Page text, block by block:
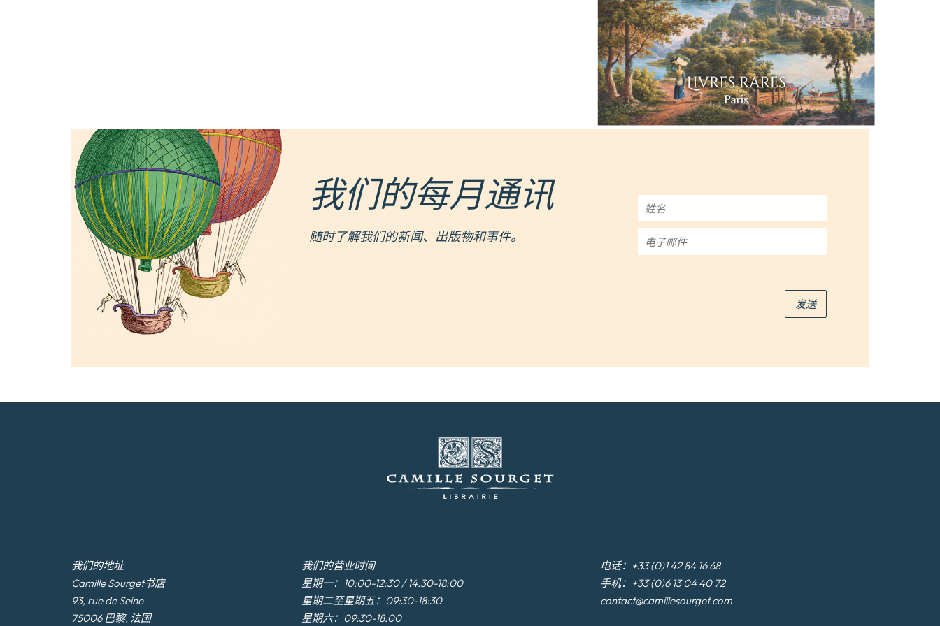
我们的每月通讯
随时了解我们的新闻、出版物和事件。
名
*电
子
发送
我们的地址
Camille Sourget书店
93, rue de Seine
75006 巴黎, 法国
我们的营业时间
星期一：10:00-12:30 / 14:30-18:00
星期二至星期五：09:30-18:30
星期六：09:30-18:00
电话：+33 (0)1 42 84 16 68
手机：+33 (0)6 13 04 40 72
contact@camillesourget.com